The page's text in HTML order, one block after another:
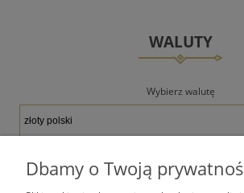
WALUTY
Wybierz walutę
Dbamy o Twoją